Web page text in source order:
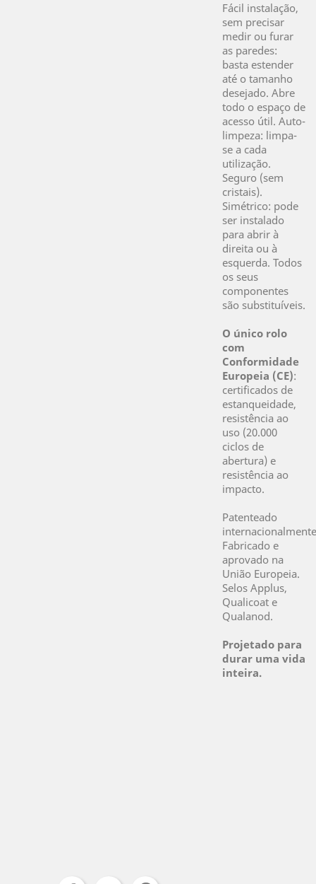
Fácil instalação,
sem precisar
medir ou furar
as paredes:
basta estender
até o tamanho
desejado. Abre
todo o espaço de
acesso útil. Auto-
limpeza: limpa-
se a cada
utilização.
Seguro (sem
cristais).
Simétrico: pode
ser instalado
para abrir à
direita ou à
esquerda. Todos
os seus
componentes
são substituíveis.
O único rolo
com
Conformidade
Europeia (CE):
certificados de
estanqueidade,
resistência ao
uso (20.000
ciclos de
abertura) e
resistência ao
impacto.
Patenteado
Fabricado e
aprovado na
União Europeia.
Selos Applus,
Qualicoat e
Qualanod.
Projetado para
durar uma vida
inteira.